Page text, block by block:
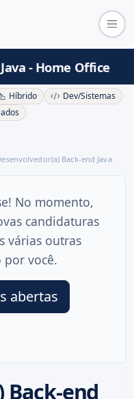
- Home Office
Híbrido
Dev/Sistemas
Back-end Java
Back-end
No momento,
candidaturas
várias outras
você.
abertas